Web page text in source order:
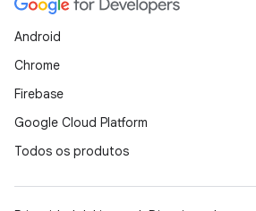
Android
Chrome
Firebase
Google Cloud Platform
Todos os produtos